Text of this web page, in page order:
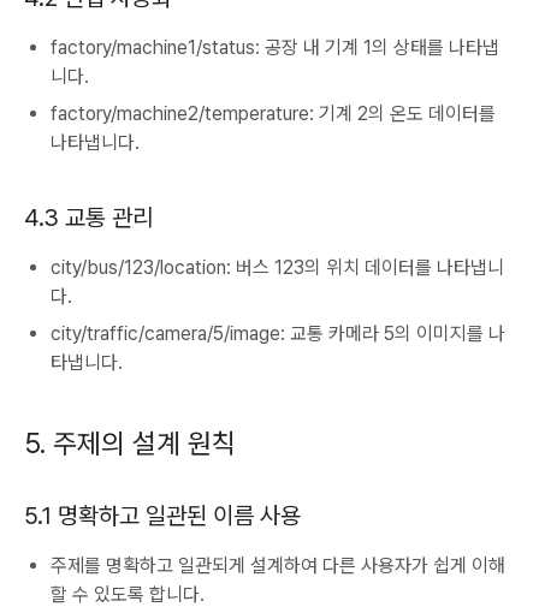
factory/machine1/status: 공장 내 기계 1의 상태를 나타냅
니다.
factory/machine2/temperature: 기계 2의 온도 데이터를
나타냅니다.
4.3 교통 관리
city/bus/123/location: 버스 123의 위치 데이터를 나타냅니
다.
city/traffic/camera/5/image: 교통 카메라 5의 이미지를 나
타냅니다.
5. 주제의 설계 원칙
5.1 명확하고 일관된 이름 사용
주제를 명확하고 일관되게 설계하여 다른 사용자가 쉽게 이해
할 수 있도록 합니다.